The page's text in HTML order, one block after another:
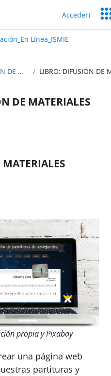
Línea_ISMIE Acceder)
Línea_ISMIE
BLOQUE 3 DIFUSIÓN DE MATERIALES
DE MATERIALES
propia y Pixabay
una página web
partituras y